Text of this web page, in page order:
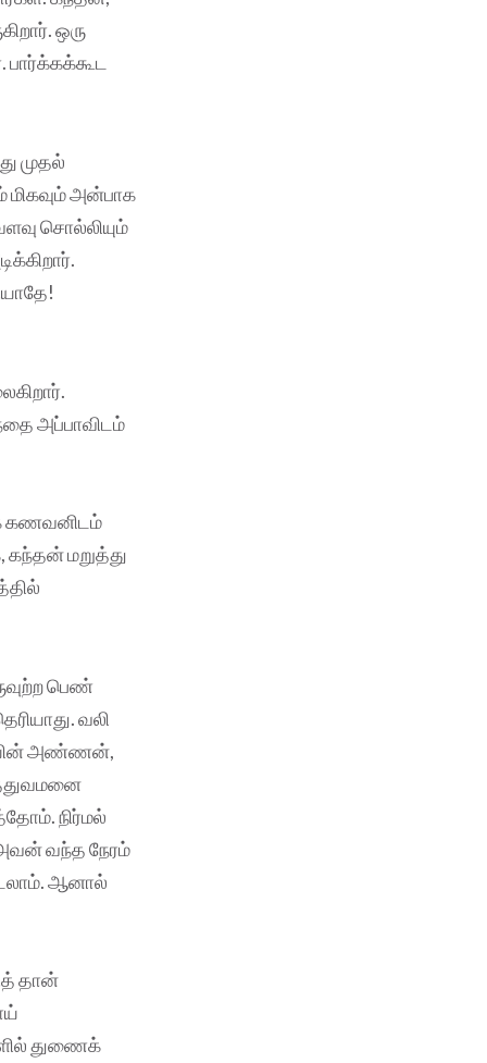
ஒரு
பார்க்கக்கூட
முதல்
மிகவும் அன்பாக
சொல்லியும்
அப்பாவிடம்
கணவனிடம்
கந்தன் மறுத்து
பெண்
வலி
அண்ணன்,
நிர்மல்
வந்த நேரம்
ஆனால்
தான்
துணைக்